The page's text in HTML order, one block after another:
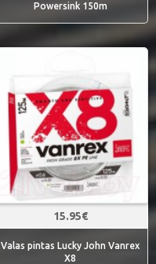
Powersink 150m
15.95€
Valas pintas Lucky John Vanrex
X8